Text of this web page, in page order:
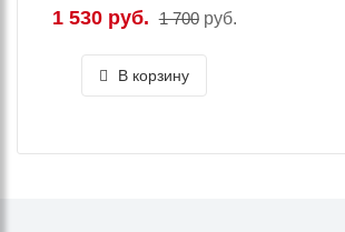
1 530 руб. 1 700 руб.
В корзину